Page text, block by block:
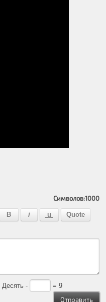
Символов:1000
Десять - = 9